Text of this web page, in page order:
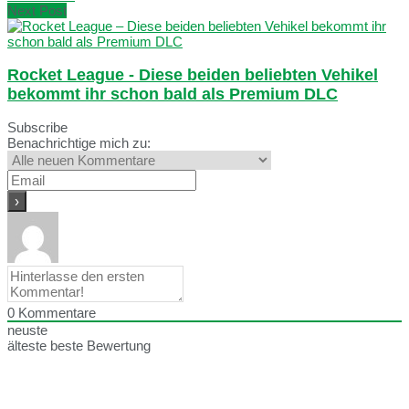
Next Post
Rocket League - Diese beiden beliebten Vehikel
bekommt ihr schon bald als Premium DLC
Subscribe
Benachrichtige mich zu:
0 Kommentare
neuste
älteste beste Bewertung